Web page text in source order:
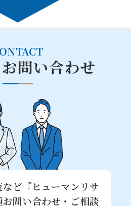
問い合わせ
ど『ヒューマンリサ
お問い合わせ・ご相談